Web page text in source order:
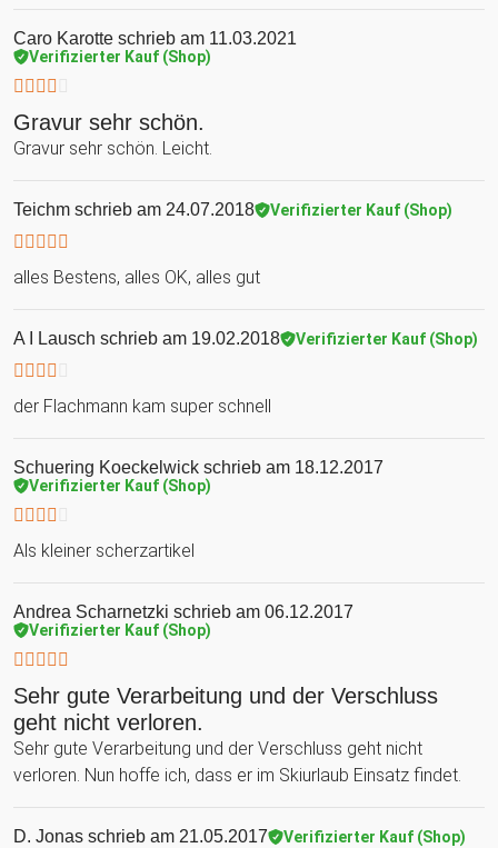
Caro Karotte schrieb am 11.03.2021
Verifizierter Kauf (Shop)
Gravur sehr schön.
Gravur sehr schön. Leicht.
Teichm schrieb am 24.07.2018 Verifizierter Kauf (Shop)
alles Bestens, alles OK, alles gut
A I Lausch schrieb am 19.02.2018 Verifizierter Kauf (Shop)
der Flachmann kam super schnell
Schuering Koeckelwick schrieb am 18.12.2017
Verifizierter Kauf (Shop)
Als kleiner scherzartikel
Andrea Scharnetzki schrieb am 06.12.2017
Verifizierter Kauf (Shop)
Sehr gute Verarbeitung und der Verschluss
geht nicht verloren.
Sehr gute Verarbeitung und der Verschluss geht nicht
verloren. Nun hoffe ich, dass er im Skiurlaub Einsatz findet.
D. Jonas schrieb am 21.05.2017 Verifizierter Kauf (Shop)